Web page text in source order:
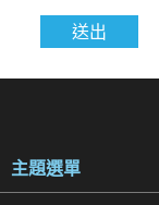
主題選單